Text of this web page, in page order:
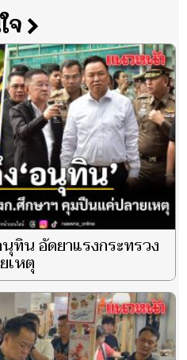
จ
ทิน อัดยาแรงกระทรวง
เหตุ